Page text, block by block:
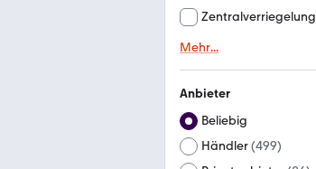
Zentralverriegelung
Mehr...
Anbieter
Beliebig
Händler(499)